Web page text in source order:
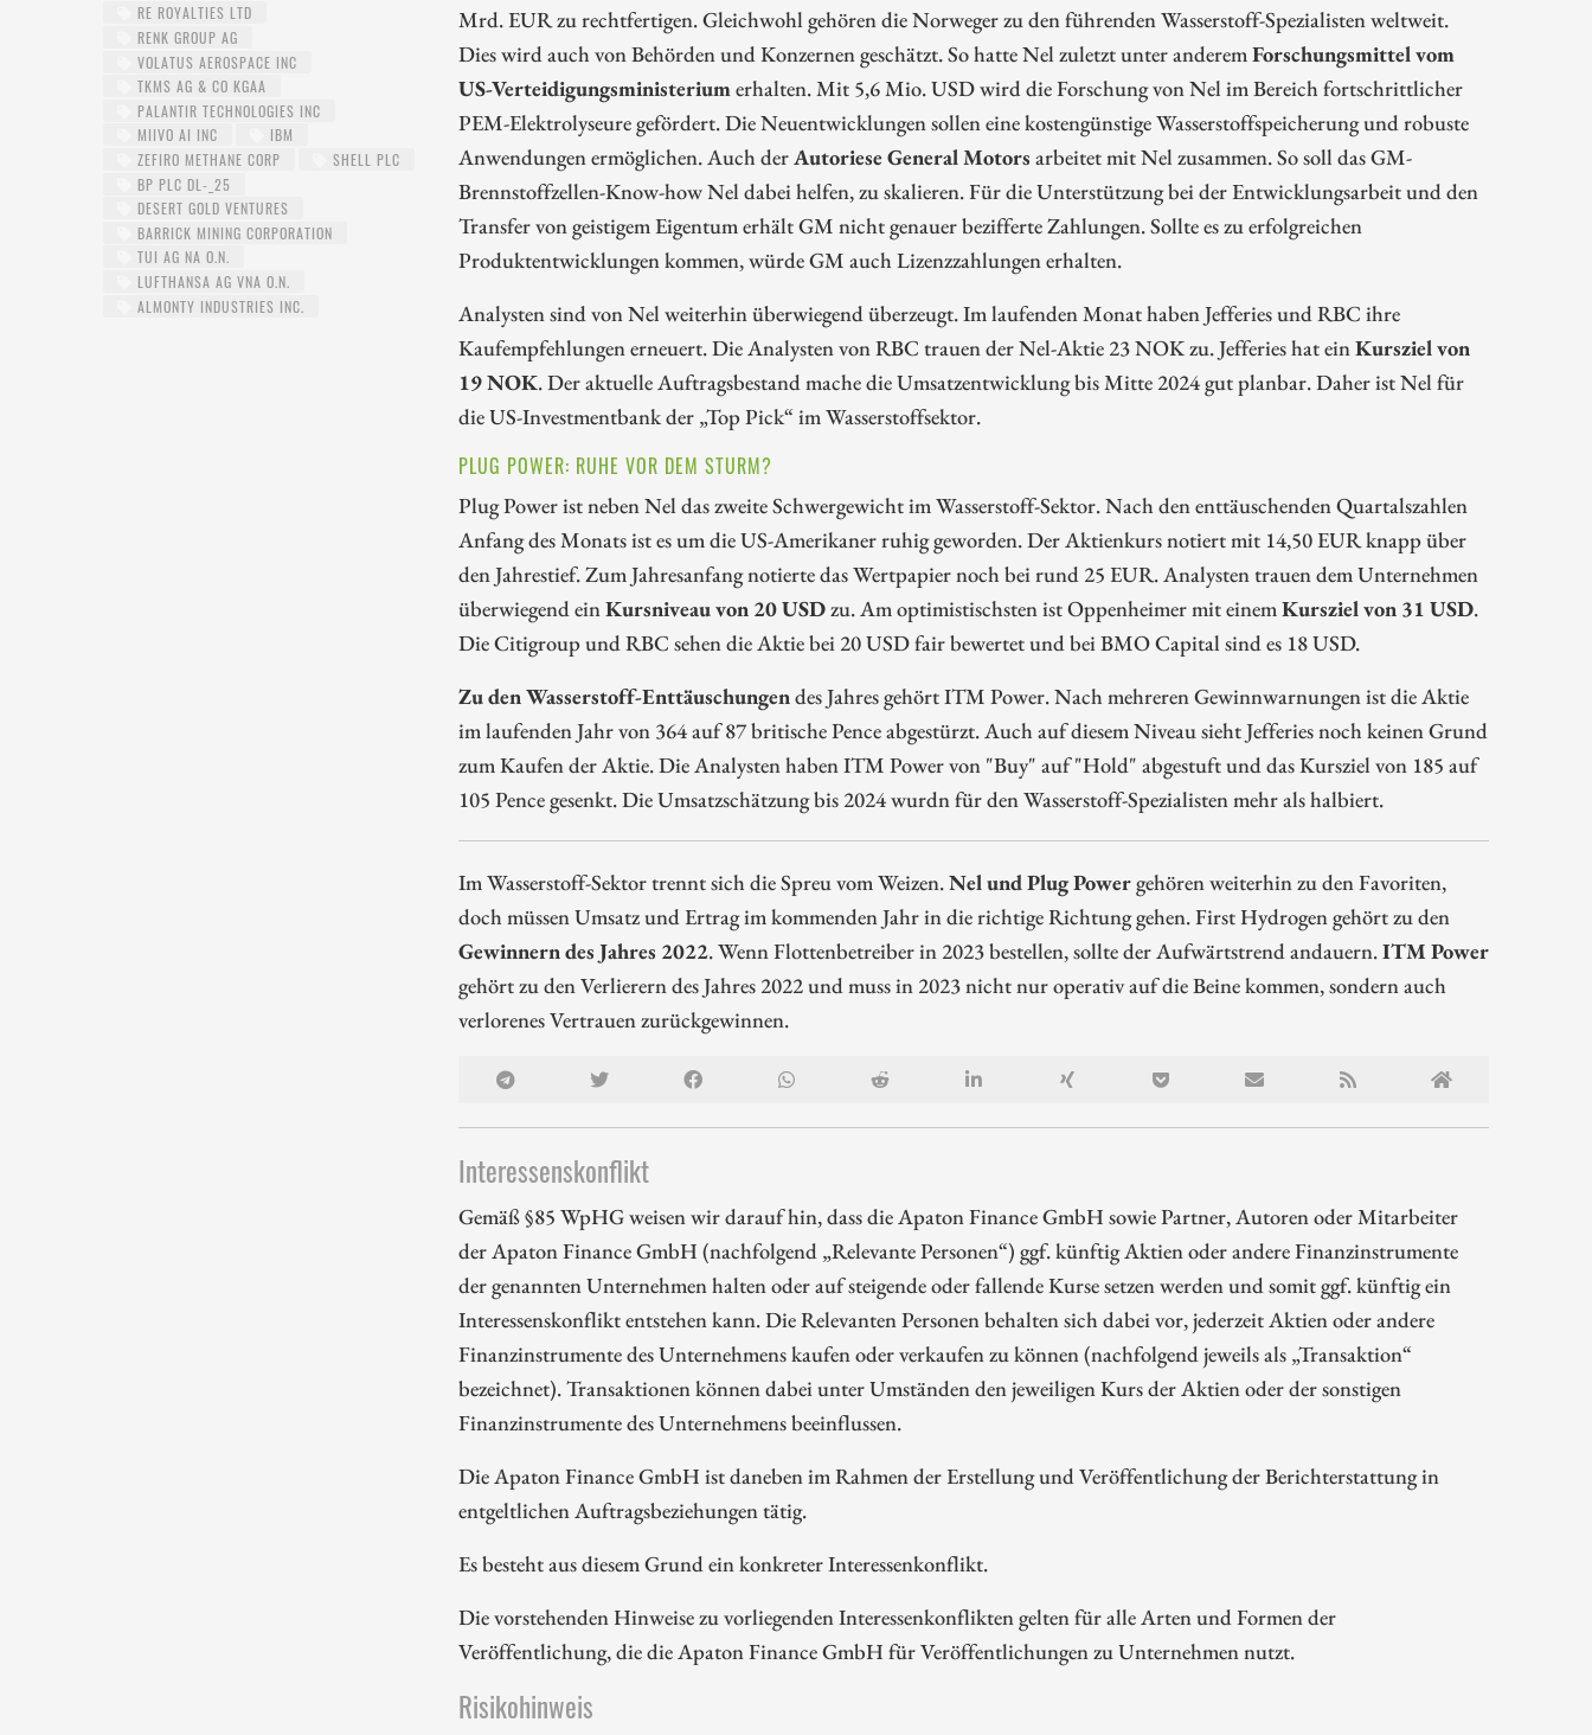
RE ROYALTIES LTD
RENK GROUP AG
VOLATUS AEROSPACE INC
TKMS AG & CO KGAA
PALANTIR TECHNOLOGIES INC
MIIVO AI INC
IBM
ZEFIRO METHANE CORP
SHELL PLC
BP PLC DL-_25
DESERT GOLD VENTURES
BARRICK MINING CORPORATION
TUI AG NA O.N.
LUFTHANSA AG VNA O.N.
ALMONTY INDUSTRIES INC.
Mrd. EUR zu rechtfertigen. Gleichwohl gehören die Norweger zu den führenden Wasserstoff-Spezialisten weltweit.
Dies wird auch von Behörden und Konzernen geschätzt. So hatte Nel zuletzt unter anderemForschungsmittel vom
US-Verteidigungsministeriumerhalten. Mit 5,6 Mio. USD wird die Forschung von Nel im Bereich fortschrittlicher
PEM-Elektrolyseure gefördert. Die Neuentwicklungen sollen eine kostengünstige Wasserstoffspeicherung und robuste
Anwendungen ermöglichen. Auch derAutoriese General Motors arbeitet mit Nel zusammen. So soll das GM-
Brennstoffzellen-Know-how Nel dabei helfen, zu skalieren. Für die Unterstützung bei der Entwicklungsarbeit und den
Transfer von geistigem Eigentum erhält GM nicht genauer bezifferte Zahlungen. Sollte es zu erfolgreichen
Produktentwicklungen kommen, würde GM auch Lizenzzahlungen erhalten.
Analysten sind von Nel weiterhin überwiegend überzeugt. Im laufenden Monat haben Jefferies und RBC ihre
Kaufempfehlungen erneuert. Die Analysten von RBC trauen der Nel-Aktie 23 NOK zu. Jefferies hat einKursziel von
19 NOK. Der aktuelle Auftragsbestand mache die Umsatzentwicklung bis Mitte 2024 gut planbar. Daher ist Nel für
die US-Investmentbank der „Top Pick“ im Wasserstoffsektor.
PLUG POWER: RUHE VOR DEM STURM?
Plug Power ist neben Nel das zweite Schwergewicht im Wasserstoff-Sektor. Nach den enttäuschenden Quartalszahlen
Anfang des Monats ist es um die US-Amerikaner ruhig geworden. Der Aktienkurs notiert mit 14,50 EUR knapp über
den Jahrestief. Zum Jahresanfang notierte das Wertpapier noch bei rund 25 EUR. Analysten trauen dem Unternehmen
überwiegend einKursniveau von 20 USDzu. Am optimistischsten ist Oppenheimer mit einemKursziel von 31 USD.
Die Citigroup und RBC sehen die Aktie bei 20 USD fair bewertet und bei BMO Capital sind es 18 USD.
Zu den Wasserstoff-Enttäuschungendes Jahres gehört ITM Power. Nach mehreren Gewinnwarnungen ist die Aktie
im laufenden Jahr von 364 auf 87 britische Pence abgestürzt. Auch auf diesem Niveau sieht Jefferies noch keinen Grund
zum Kaufen der Aktie. Die Analysten haben ITM Power von "Buy" auf "Hold" abgestuft und das Kursziel von 185 auf
105 Pence gesenkt. Die Umsatzschätzung bis 2024 wurdn für den Wasserstoff-Spezialisten mehr als halbiert.
Im Wasserstoff-Sektor trennt sich die Spreu vom Weizen.Nel und Plug Powergehören weiterhin zu den Favoriten,
doch müssen Umsatz und Ertrag im kommenden Jahr in die richtige Richtung gehen. First Hydrogen gehört zu den
Gewinnern des Jahres 2022. Wenn Flottenbetreiber in 2023 bestellen, sollte der Aufwärtstrend andauern.ITM Power
gehört zu den Verlierern des Jahres 2022 und muss in 2023 nicht nur operativ auf die Beine kommen, sondern auch
verlorenes Vertrauen zurückgewinnen.
Interessenskonflikt
Gemäß §85 WpHG weisen wir darauf hin, dass die Apaton Finance GmbH sowie Partner, Autoren oder Mitarbeiter
der Apaton Finance GmbH (nachfolgend „Relevante Personen“) ggf. künftig Aktien oder andere Finanzinstrumente
der genannten Unternehmen halten oder auf steigende oder fallende Kurse setzen werden und somit ggf. künftig ein
Interessenskonflikt entstehen kann. Die Relevanten Personen behalten sich dabei vor, jederzeit Aktien oder andere
Finanzinstrumente des Unternehmens kaufen oder verkaufen zu können (nachfolgend jeweils als „Transaktion“
bezeichnet). Transaktionen können dabei unter Umständen den jeweiligen Kurs der Aktien oder der sonstigen
Finanzinstrumente des Unternehmens beeinflussen.
Die Apaton Finance GmbH ist daneben im Rahmen der Erstellung und Veröffentlichung der Berichterstattung in
entgeltlichen Auftragsbeziehungen tätig.
Es besteht aus diesem Grund ein konkreter Interessenkonflikt.
Die vorstehenden Hinweise zu vorliegenden Interessenkonflikten gelten für alle Arten und Formen der
Veröffentlichung, die die Apaton Finance GmbH für Veröffentlichungen zu Unternehmen nutzt.
Risikohinweis